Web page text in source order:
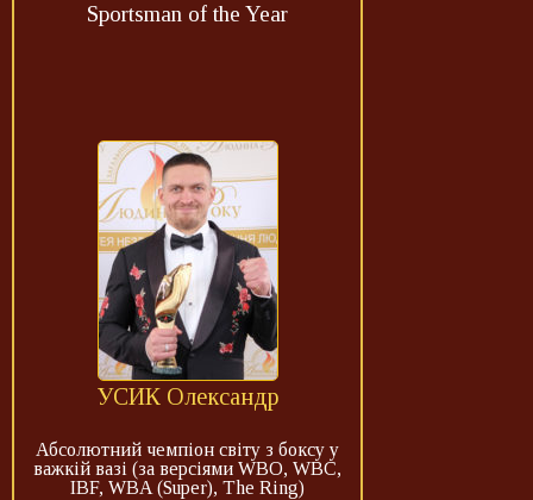
Sportsman of the Year
УСИК Олександр
Абсолютний чемпіон світу з боксу у
важкій вазі (за версіями WBO, WBC,
IBF, WBA (Super), The Ring)